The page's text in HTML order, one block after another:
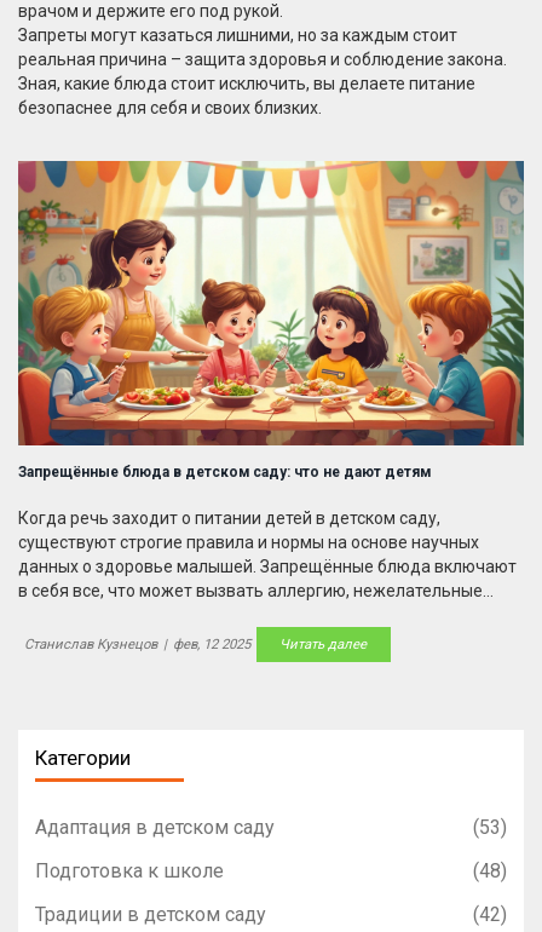
врачом и держите его под рукой.
Запреты могут казаться лишними, но за каждым стоит
реальная причина – защита здоровья и соблюдение закона.
Зная, какие блюда стоит исключить, вы делаете питание
безопаснее для себя и своих близких.
Запрещённые блюда в детском саду: что не дают детям
Когда речь заходит о питании детей в детском саду,
существуют строгие правила и нормы на основе научных
данных о здоровье малышей. Запрещённые блюда включают
в себя все, что может вызвать аллергию, нежелательные
консервантов. Родители часто удивляются, узнав об
ограничениях на некоторые казалось бы безобидные
Станислав Кузнецов | фев, 12 2025 Читать далее
Категории
Адаптация в детском саду
(53)
Подготовка к школе
(48)
Традиции в детском саду
(42)